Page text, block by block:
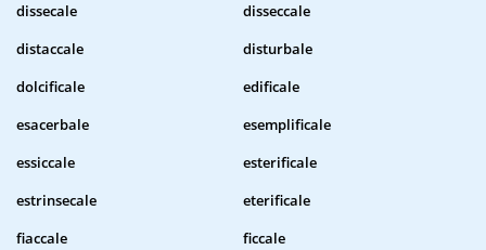
dissecale
disseccale
distaccale
disturbale
dolcificale
edificale
esacerbale
esemplificale
essiccale
esterificale
estrinsecale
eterificale
fiaccale
ficcale